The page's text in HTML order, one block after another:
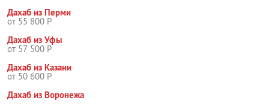
Дахаб из Перми
от 55 800 Р
Дахаб из Уфы
от 57 500 Р
Дахаб из Казани
от 50 600 Р
Дахаб из Воронежа